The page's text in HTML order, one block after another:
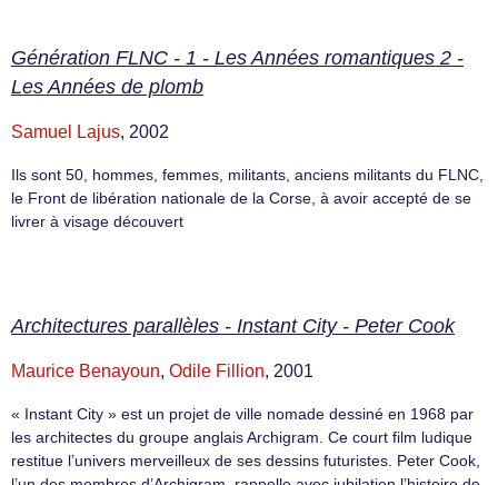
Génération FLNC - 1 - Les Années romantiques 2 -
Les Années de plomb
Samuel Lajus, 2002
Ils sont 50, hommes, femmes, militants, anciens militants du FLNC,
le Front de libération nationale de la Corse, à avoir accepté de se
livrer à visage découvert
Architectures parallèles - Instant City - Peter Cook
Maurice Benayoun, Odile Fillion, 2001
« Instant City » est un projet de ville nomade dessiné en 1968 par
les architectes du groupe anglais Archigram. Ce court film ludique
restitue l’univers merveilleux de ses dessins futuristes. Peter Cook,